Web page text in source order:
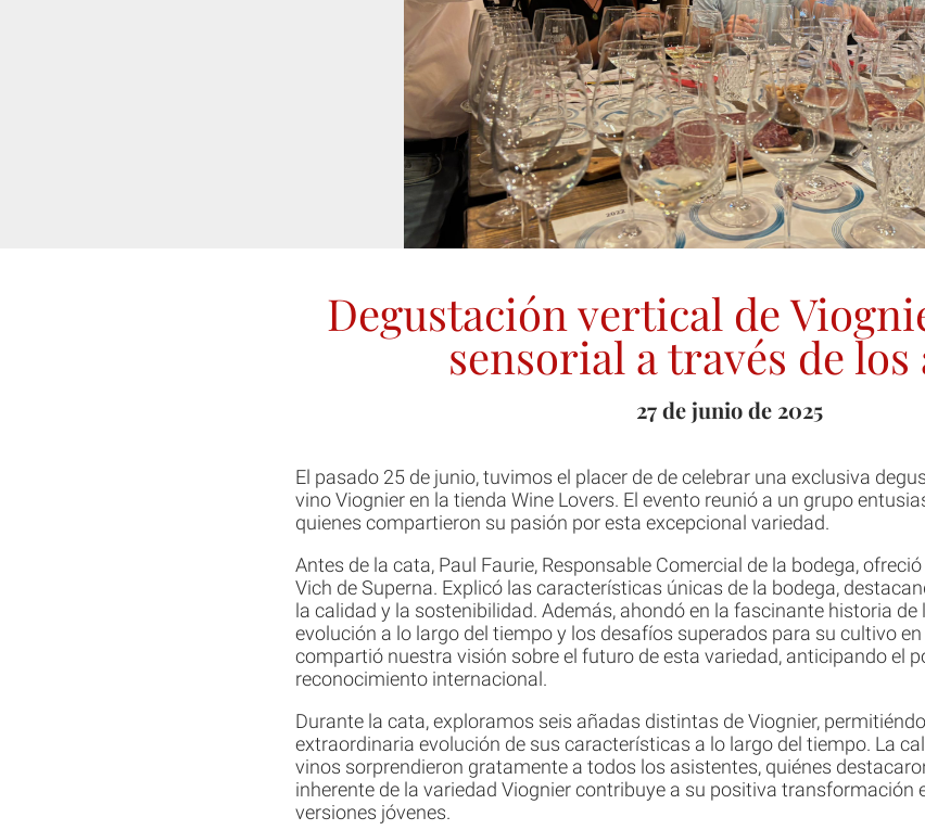
Degustación vertical de
sensorial a través de los
27 de junio de 2025
El pasado 25 de junio, tuvimos el placer de de celebrar una exclusiva
vino Viognier en la tienda Wine Lovers. El evento reunió a un grupo
quienes compartieron su pasión por esta excepcional variedad.
Antes de la cata, Paul Faurie, Responsable Comercial de la bodega,
Vich de Superna. Explicó las características únicas de la bodega,
la calidad y la sostenibilidad. Además, ahondó en la fascinante historia de
evolución a lo largo del tiempo y los desafíos superados para su cultivo
compartió nuestra visión sobre el futuro de esta variedad, anticipando el
reconocimiento internacional.
Durante la cata, exploramos seis añadas distintas de Viognier,
extraordinaria evolución de sus características a lo largo del tiempo. La
vinos sorprendieron gratamente a todos los asistentes, quiénes
inherente de la variedad Viognier contribuye a su positiva transformación
versiones jóvenes.